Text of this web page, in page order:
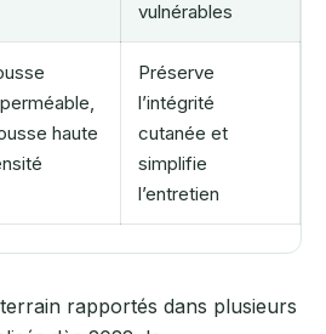
vulnérables
haute
Préserve
l’intégrité
cutanée et
simplifie
l’entretien
rapportés dans plusieurs